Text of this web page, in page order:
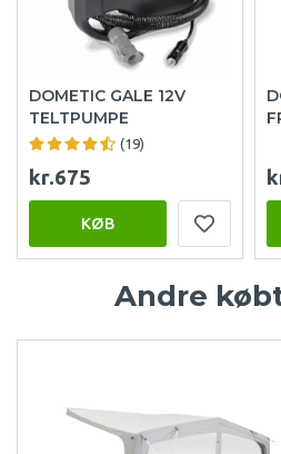
DOMETIC GALE 12V
TELTPUMPE
(19)
kr.675
KØB
Andre